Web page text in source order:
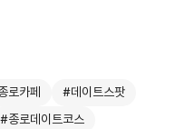
로카페
#데이트스팟
#종로데이트코스